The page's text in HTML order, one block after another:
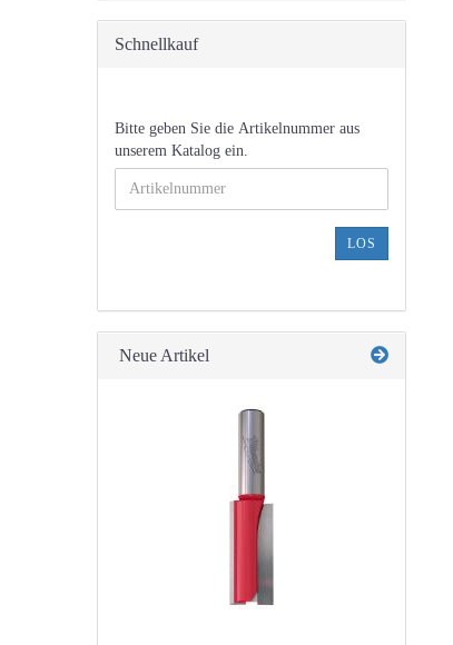
Schnellkauf
BITTE
GEBEN
SIE
DIE
ARTIKELNUMMER
Bitte geben Sie die Artikelnummer aus
unserem Katalog ein.
LOS
Neue Artikel